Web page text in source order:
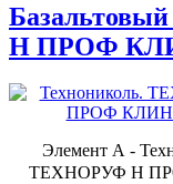
Н ПРОФ
Элемент А -
ТЕХНОРУФ Н